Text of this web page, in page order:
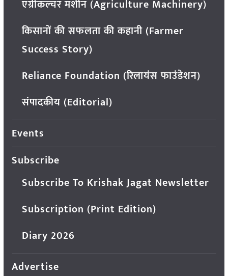
एग्रीकल्चर मशीन (Agriculture Machinery)
किसानों की सफलता की कहानी (Farmer
Success Story)
Reliance Foundation (रिलायंस फाउंडेशन)
संपादकीय (Editorial)
Events
Subscribe
Subscribe To Krishak Jagat Newsletter
Subscription (Print Edition)
Diary 2026
Advertise